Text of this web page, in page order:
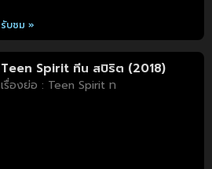
รับชม »
Teen Spirit ทีน สปิริต (2018)
เรื่องย่อ : Teen Spirit ท